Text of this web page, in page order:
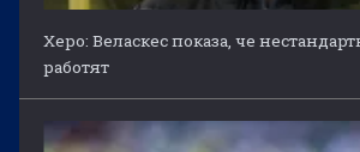
Херо: Веласкес показа, че
работят